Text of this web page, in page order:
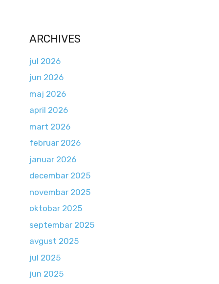
ARCHIVES
jul 2026
jun 2026
maj 2026
april 2026
mart 2026
februar 2026
januar 2026
decembar 2025
novembar 2025
oktobar 2025
septembar 2025
avgust 2025
jul 2025
jun 2025